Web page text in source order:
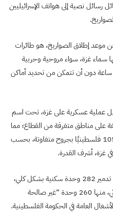
رسائل نصية إلى هواتف الإسرائيليين
عن موعد إطلاق الصواريخ، هو طائرات
سماء غزة، سواء مروحية وحربية
أوبدون طيار، والتي ترصد القطاع 24 ساعة دون أن تتمكن من تحديد أماكن
عملية عسكرية على غزة، تحت اسم
على مناطق متفرقة من القطاع؛ مما
أدى إلى مقتل 151 وإصابة حوالي 1050 فلسطينيًا بجروح متفاوتة، بحسب
غزة، أشرف القدرة.
كما تسببت تلك العملية العسكرية في تدمير 282 وحدة سكنية بشكل كلي،
وتضرر 8910 وحدة أخرى بشكل جزئي، منها 260 وحدة “غير صالحة
العامة في الحكومة الفلسطينية.